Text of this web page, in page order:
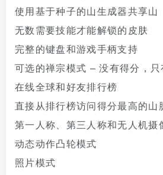
使用基于种子的山生成器共享山
无数需要技能才能解锁的皮肤
完整的键盘和游戏手柄支持
可选的禅宗模式 – 没有得分，只
在线全球和好友排行榜
直接从排行榜访问得分最高的山
第一人称、第三人称和无人机摄
动态动作凸轮模式
照片模式